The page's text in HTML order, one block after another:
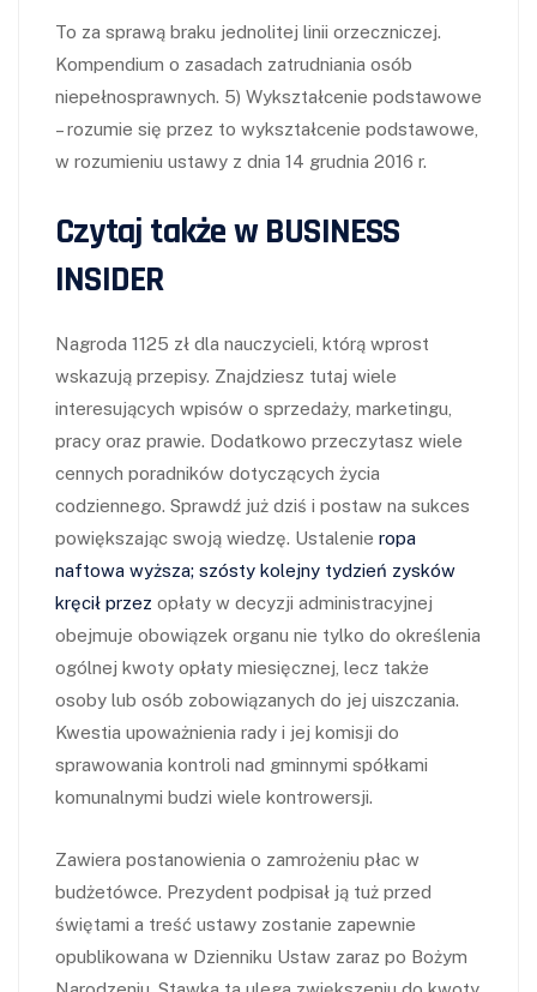
To za sprawą braku jednolitej linii orzeczniczej.
Kompendium o zasadach zatrudniania osób
niepełnosprawnych. 5) Wykształcenie podstawowe
– rozumie się przez to wykształcenie podstawowe,
w rozumieniu ustawy z dnia 14 grudnia 2016 r.
Czytaj także w BUSINESS
INSIDER
Nagroda 1125 zł dla nauczycieli, którą wprost
wskazują przepisy. Znajdziesz tutaj wiele
interesujących wpisów o sprzedaży, marketingu,
pracy oraz prawie. Dodatkowo przeczytasz wiele
cennych poradników dotyczących życia
codziennego. Sprawdź już dziś i postaw na sukces
powiększając swoją wiedzę. Ustalenie ropa
naftowa wyższa; szósty kolejny tydzień zysków
kręcił przez opłaty w decyzji administracyjnej
obejmuje obowiązek organu nie tylko do określenia
ogólnej kwoty opłaty miesięcznej, lecz także
osoby lub osób zobowiązanych do jej uiszczania.
Kwestia upoważnienia rady i jej komisji do
sprawowania kontroli nad gminnymi spółkami
komunalnymi budzi wiele kontrowersji.
Zawiera postanowienia o zamrożeniu płac w
budżetówce. Prezydent podpisał ją tuż przed
świętami a treść ustawy zostanie zapewnie
opublikowana w Dzienniku Ustaw zaraz po Bożym